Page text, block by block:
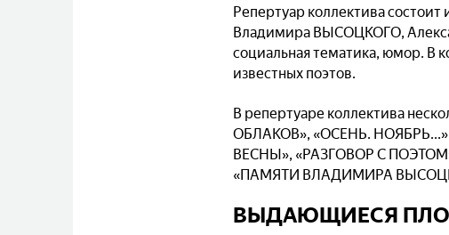
Репертуар коллектива
Владимира ВЫСОЦКОГО,
социальная тематика, юмор. В
известных поэтов.
В репертуаре коллектива
ОБЛАКОВ», «ОСЕНЬ.
ВЕСНЫ», «РАЗГОВОР С
«ПАМЯТИ ВЛАДИМИРА
ВЫДАЮЩИЕСЯ